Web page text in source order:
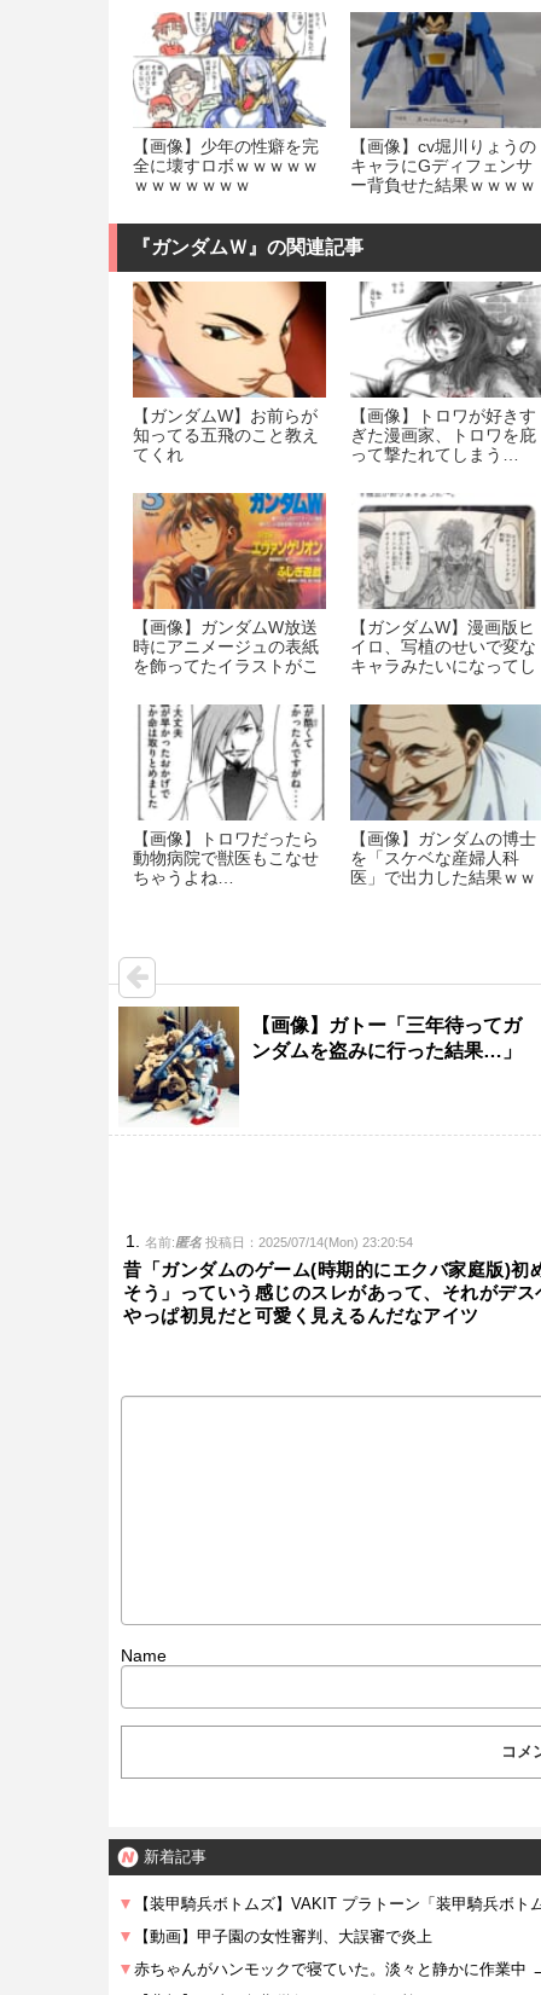
ｗｗｗｗｗｗ
【画像】少年の性癖を完
全に壊すロボｗｗｗｗｗ
ｗｗｗｗｗｗｗ
【画像】cv堀川りょうの
キャラにGディフェンサ
ー背負せた結果ｗｗｗｗ
『ガンダムＷ』の関連記事
【ガンダムW】お前らが
知ってる五飛のこと教え
てくれ
【画像】トロワが好きす
ぎた漫画家、トロワを庇
って撃たれてしまう…
【画像】ガンダムW放送
時にアニメージュの表紙
を飾ってたイラストがこ
ｗ
【ガンダムW】漫画版ヒ
イロ、写植のせいで変な
キャラみたいになってし
【画像】トロワだったら
動物病院で獣医もこなせ
ちゃうよね…
【画像】ガンダムの博士
を「スケベな産婦人科
医」で出力した結果ｗｗ
【画像】ガトー「三年待ってガ
ンダムを盗みに行った結果…」
名前:匿名 投稿日：2025/07/14(Mon) 23:20:54
昔「ガンダムのゲーム(時期的にエクバ家庭版)
そう」っていう感じのスレがあって、それがデ
やっぱ初見だと可愛く見えるんだなアイツ
Name
新着記事